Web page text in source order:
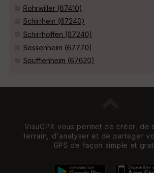
Rohrwiller (67410)
Schirrhein (67240)
Schirrhoffen (67240)
Sessenheim (67770)
Soufflenheim (67620)
VisuGPX vous permet de créer, de
terrain, d'analyser et de partager
GPS de façon simple et